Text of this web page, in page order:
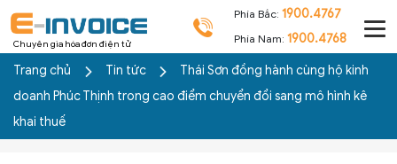
Chuyên gia hóa đơn điện tử
Phía Bắc: 1900.4767
Phía Nam: 1900.4768
Trang chủ Tin tức
Thái Sơn đồng hành cùng hộ kinh
doanh Phúc Thịnh trong cao điểm chuyển đổi sang mô hình kê
khai thuế